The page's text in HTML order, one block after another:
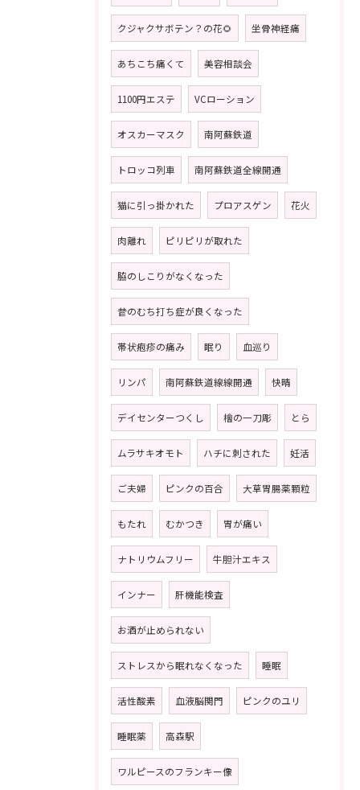
クジャクサボテン？の花🌻 坐骨神経痛
あちこち痛くて 美容相談会
1100円エステ VCローション
オスカーマスク 南阿蘇鉄道
トロッコ列車 南阿蘇鉄道全線開通
猫に引っ掛かれた プロアスゲン 花火
肉離れ ピリピリが取れた
脇のしこりがなくなった
昔のむち打ち症が良くなった
帯状疱疹の痛み 眠り 血巡り
リンパ 南阿蘇鉄道線線開通 快晴
デイセンターつくし 檜の一刀彫 とら
ムラサキオモト ハチに刺された 妊活
ご夫婦 ピンクの百合 大草胃腸薬顆粒
もたれ むかつき 胃が痛い
ナトリウムフリー 牛胆汁エキス
インナー 肝機能検査
お酒が止められない
ストレスから眠れなくなった 睡眠
活性酸素 血液脳関門 ピンクのユリ
睡眠薬 高森駅
ワルピースのフランキー像